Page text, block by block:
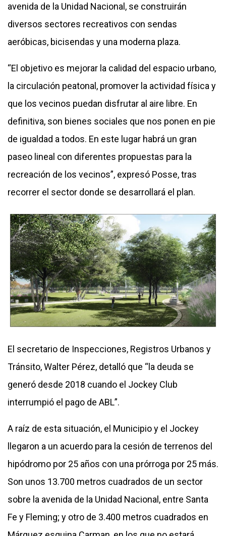
avenida de la Unidad Nacional, se construirán
diversos sectores recreativos con sendas
aeróbicas, bicisendas y una moderna plaza.
“El objetivo es mejorar la calidad del espacio urbano,
la circulación peatonal, promover la actividad física y
que los vecinos puedan disfrutar al aire libre. En
definitiva, son bienes sociales que nos ponen en pie
de igualdad a todos. En este lugar habrá un gran
paseo lineal con diferentes propuestas para la
recreación de los vecinos”, expresó Posse, tras
recorrer el sector donde se desarrollará el plan.
El secretario de Inspecciones, Registros Urbanos y
Tránsito, Walter Pérez, detalló que “la deuda se
generó desde 2018 cuando el Jockey Club
interrumpió el pago de ABL”.
A raíz de esta situación, el Municipio y el Jockey
llegaron a un acuerdo para la cesión de terrenos del
hipódromo por 25 años con una prórroga por 25 más.
Son unos 13.700 metros cuadrados de un sector
sobre la avenida de la Unidad Nacional, entre Santa
Fe y Fleming; y otro de 3.400 metros cuadrados en